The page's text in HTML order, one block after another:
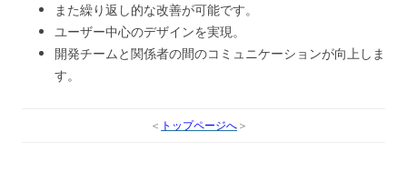
また繰り返し的な改善が可能です。
ユーザー中心のデザインを実現。
開発チームと関係者の間のコミュニケーションが向上しま
す。
＜ トップページへ＞